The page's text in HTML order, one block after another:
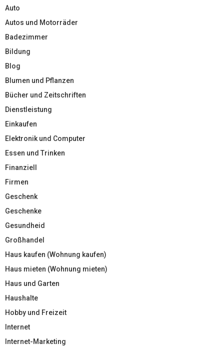
Auto
Autos und Motorräder
Badezimmer
Bildung
Blog
Blumen und Pflanzen
Bücher und Zeitschriften
Dienstleistung
Einkaufen
Elektronik und Computer
Essen und Trinken
Finanziell
Firmen
Geschenk
Geschenke
Gesundheid
Großhandel
Haus kaufen (Wohnung kaufen)
Haus mieten (Wohnung mieten)
Haus und Garten
Haushalte
Hobby und Freizeit
Internet
Internet-Marketing